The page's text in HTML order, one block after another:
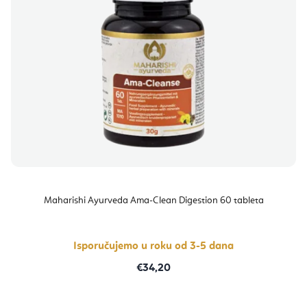
Maharishi Ayurveda Ama-Clean Digestion 60 tableta
Isporučujemo u roku od 3-5 dana
€34,20